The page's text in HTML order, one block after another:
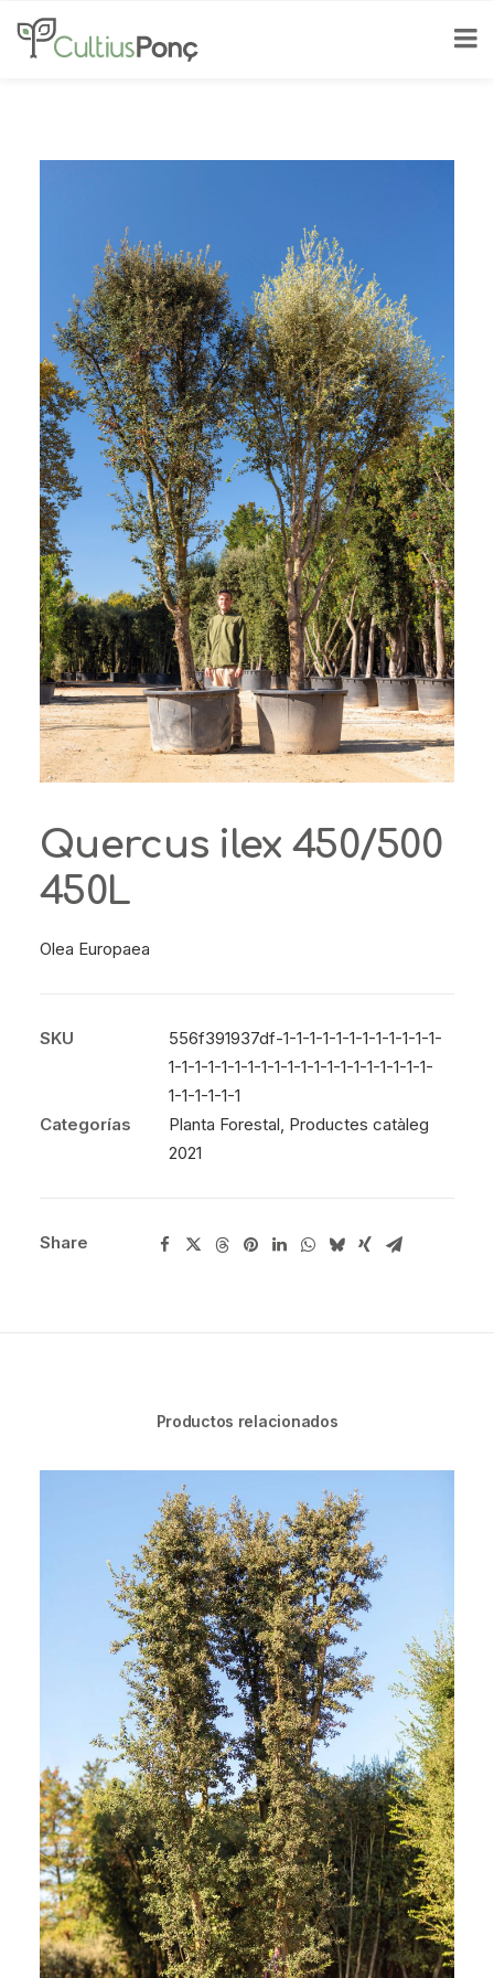
Quercus ilex 450/500
450L
Olea Europaea
SKU
556f391937df-1-1-1-1-1-1-1-1-1-1-1-1-
1-1-1-1-1-1-1-1-1-1-1-1-1-1-1-1-1-1-1-1-
1-1-1-1-1-1
Categorías
Planta Forestal, Productes catàleg
2021
Share
Productos relacionados